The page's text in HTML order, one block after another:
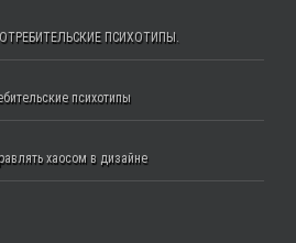
ПСИХОТИПЫ.
психотипы
хаосом в дизайне